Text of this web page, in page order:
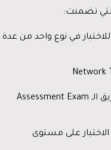
تضمنت:
في نوع واحد من عدة
Network
– مرحلة تحديد مستوى كل طالب عن طريق الـ Assessment Exam
الاختبار على مستوى